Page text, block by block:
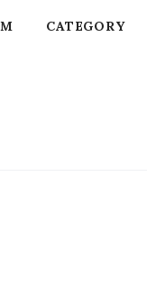
CATEGORY